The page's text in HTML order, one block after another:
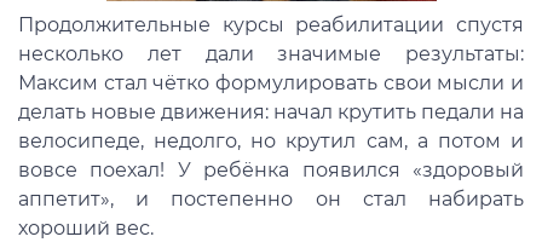
Продолжительные курсы реабилитации спустя
несколько лет дали значимые результаты:
Максим стал чётко формулировать свои мысли и
делать новые движения: начал крутить педали на
велосипеде, недолго, но крутил сам, а потом и
вовсе поехал! У ребёнка появился «здоровый
аппетит», и постепенно он стал набирать
хороший вес.